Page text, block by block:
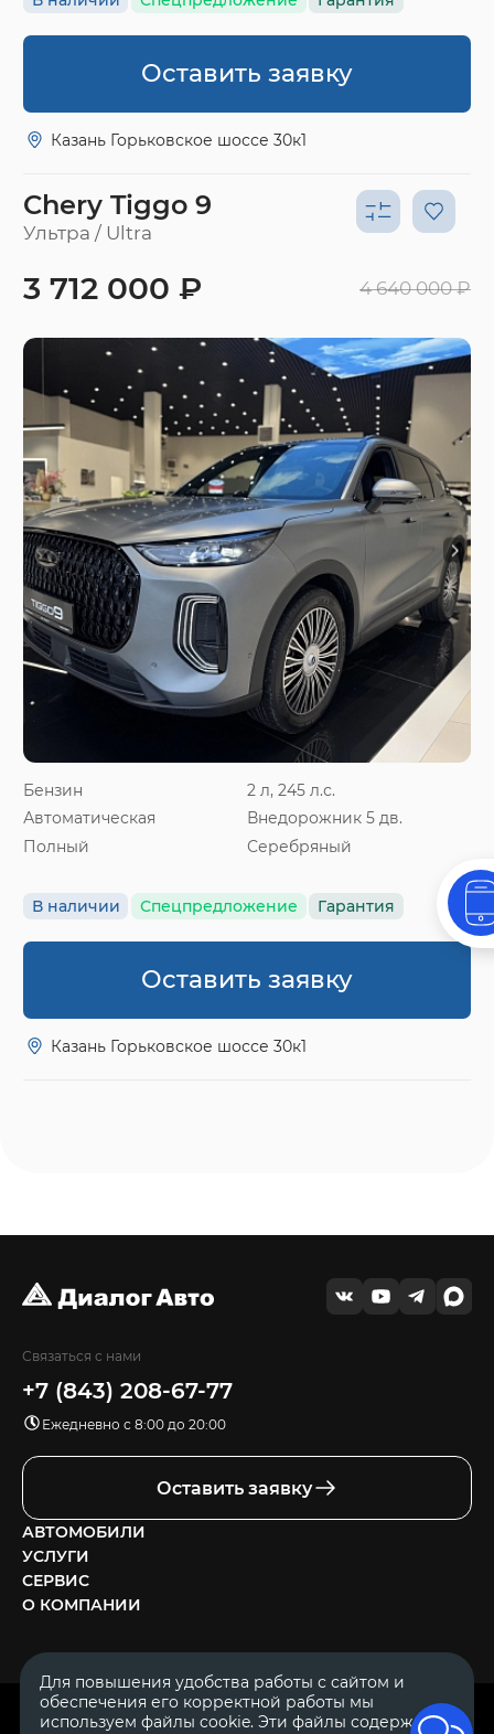
Оставить заявку
Казань Горьковское шоссе 30к1
Chery Tiggo 9
Ультра / Ultra
Бензин
2 л, 245 л.с.
Автоматическая
Внедорожник 5 дв.
Полный
Серебряный
В наличии Спецпредложение Гарантия
3 712 000 ₽ 4 640 000 ₽
Оставить заявку
Казань Горьковское шоссе 30к1
Связаться с нами
+7 (843) 208-67-77
Ежедневно с 8:00 до 20:00
Оставить заявку
АВТОМОБИЛИ
УСЛУГИ
СЕРВИС
О КОМПАНИИ
ОГРН 1111644005153
Для повышения удобства работы с сайтом и
обеспечения его корректной работы мы
используем файлы cookie. Эти файлы содержат